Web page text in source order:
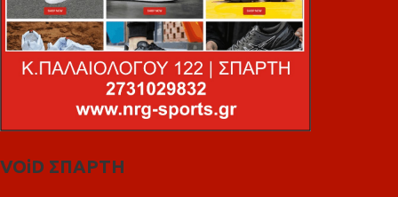
VOiD ΣΠΑΡΤΗ